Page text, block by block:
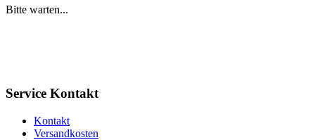
Bitte warten...
Service Kontakt
Kontakt
Versandkosten